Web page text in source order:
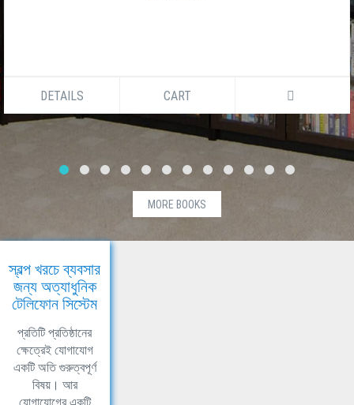
DETAILS CART
MORE BOOKS
স্বল্প খরচে ব্যবসার
জন্য অত্যাধুনিক
টেলিফোন সিস্টেম
প্রতিটি প্রতিষ্ঠানের
ক্ষেত্রেই যোগাযোগ
একটি অতি গুরুত্বপূর্ণ
বিষয়। আর